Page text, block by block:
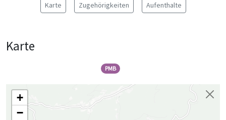
Karte Zugehörigkeiten Aufenthalte
Karte
PMB
+
−